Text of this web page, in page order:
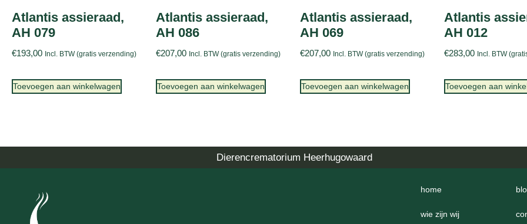
Atlantis assieraad,
AH 079
€193,00 Incl. BTW (gratis verzending)
Toevoegen aan winkelwagen
Atlantis assieraad,
AH 086
€207,00 Incl. BTW (gratis verzending)
Toevoegen aan winkelwagen
Atlantis assieraad,
AH 069
€207,00 Incl. BTW (gratis verzending)
Toevoegen aan winkelwagen
Atlantis
AH 012
€283,00 Incl. BTW
Toevoegen aan
Dierencrematorium Heerhugowaard
home
wie zijn wij